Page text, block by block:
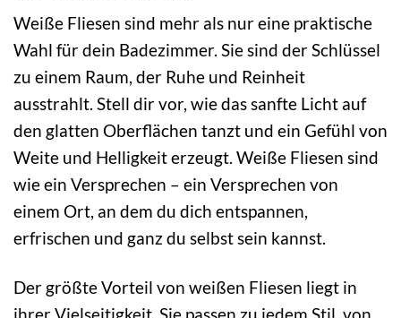
Weiße Fliesen sind mehr als nur eine praktische
Wahl für dein Badezimmer. Sie sind der Schlüssel
zu einem Raum, der Ruhe und Reinheit
ausstrahlt. Stell dir vor, wie das sanfte Licht auf
den glatten Oberflächen tanzt und ein Gefühl von
Weite und Helligkeit erzeugt. Weiße Fliesen sind
wie ein Versprechen – ein Versprechen von
einem Ort, an dem du dich entspannen,
erfrischen und ganz du selbst sein kannst.
Der größte Vorteil von weißen Fliesen liegt in